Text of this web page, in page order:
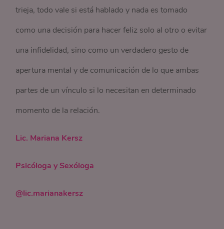
trieja, todo vale si está hablado y nada es tomado
como una decisión para hacer feliz solo al otro o evitar
una infidelidad, sino como un verdadero gesto de
apertura mental y de comunicación de lo que ambas
partes de un vínculo si lo necesitan en determinado
momento de la relación.
Lic. Mariana Kersz
Psicóloga y Sexóloga
@lic.marianakersz